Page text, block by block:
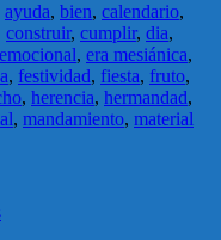
ayuda, bien, calendario,
construir, cumplir, dia,
emocional, era mesiánica,
, festividad, fiesta, fruto,
, herencia, hermandad,
, mandamiento, material